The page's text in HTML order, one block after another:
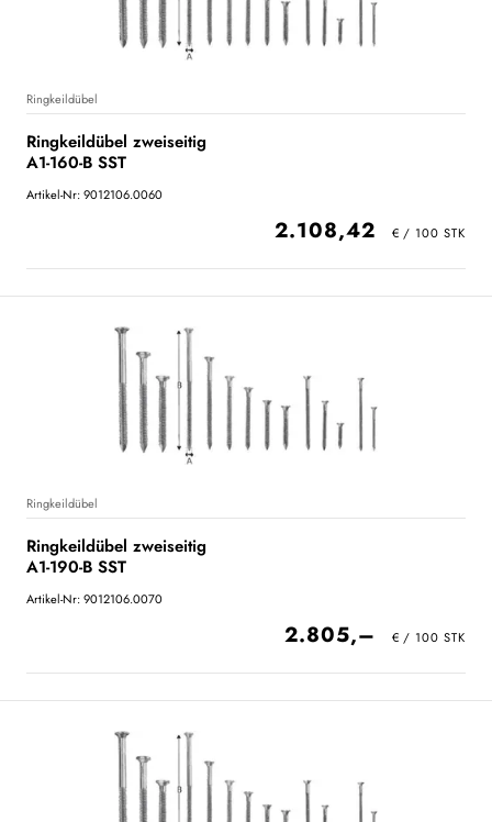
Ringkeildübel
Ringkeildübel zweiseitig
A1-160-B SST
Artikel-Nr: 9012106.0060
2.108,42
Ringkeildübel
Ringkeildübel zweiseitig
A1-190-B SST
Artikel-Nr: 9012106.0070
2.805,–